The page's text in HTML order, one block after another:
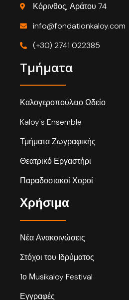
Κόρινθος, Αράτου 74
info@fondationkaloy.com
(+30) 2741 022385
Τμήματα
Καλογεροπούλειο Ωδείο
Kaloy's Ensemble
Τμήματα Ζωγραφικής
Θεατρικό Εργαστήρι
Παραδοσιακοί Χοροί
Χρήσιμα
Νέα Ανακοινώσεις
Στόχοι του Ιδρύματος
1ο Μusikaloy Festival
Εγγραφές